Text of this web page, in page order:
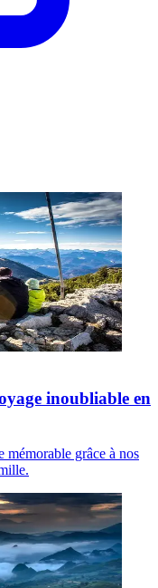
inoubliable en
mémorable grâce à nos